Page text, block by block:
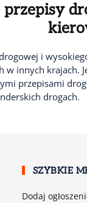
przepisy
i
w innych
przepisami
drogach.
SZYBKIE
Dodaj